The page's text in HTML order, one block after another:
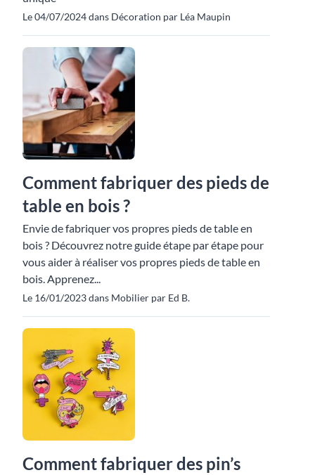
Le 04/07/2024 dans Décoration par Léa Maupin
Comment fabriquer des pieds de
table en bois ?
Envie de fabriquer vos propres pieds de table en
bois ? Découvrez notre guide étape par étape pour
vous aider à réaliser vos propres pieds de table en
bois. Apprenez...
Le 16/01/2023 dans Mobilier par Ed B.
Comment fabriquer des pin’s